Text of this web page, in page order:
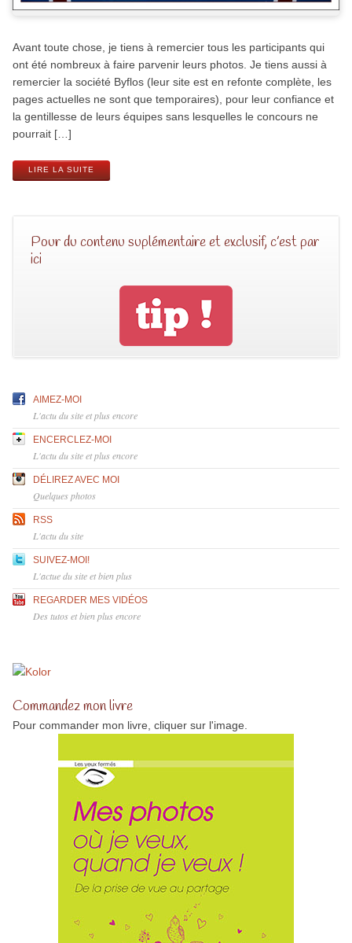
Avant toute chose, je tiens à remercier tous les participants qui
ont été nombreux à faire parvenir leurs photos. Je tiens aussi à
remercier la société Byflos (leur site est en refonte complète, les
pages actuelles ne sont que temporaires), pour leur confiance et
la gentillesse de leurs équipes sans lesquelles le concours ne
pourrait […]
LIRE LA SUITE
Pour du contenu suplémentaire et exclusif, c’est par
ici
AIMEZ-MOI
L'actu du site et plus encore
ENCERCLEZ-MOI
L'actu du site et plus encore
DÉLIREZ AVEC MOI
Quelques photos
RSS
L'actu du site
SUIVEZ-MOI!
L'actue du site et bien plus
REGARDER MES VIDÉOS
Des tutos et bien plus encore
Commandez mon livre
Pour commander mon livre, cliquer sur l'image.